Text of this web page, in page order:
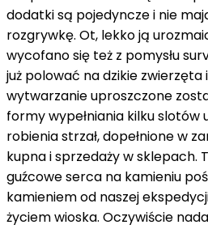
dodatki są pojedyncze i nie
rozgrywkę. Ot, lekko ją
wycofano się też z pomysłu
już polować na dzikie zwierzęta
wytwarzanie uproszczone
formy wypełniania kilku slotów
robienia strzał, dopełnione w
kupna i sprzedaży w sklepach.
guźcowe serca na kamieniu
kamieniem od naszej
życiem wioska. Oczywiście